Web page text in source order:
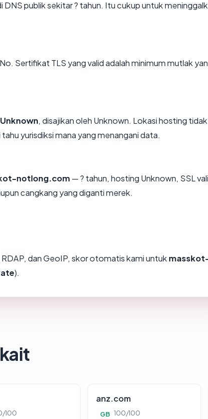
publik sekitar ? tahun. Itu cukup untuk
Sertifikat TLS yang valid adalah minimum mutlak
Unknown, disajikan oleh Unknown. Lokasi hosting
yurisdiksi mana yang menangani data.
notlong.com — ? tahun, hosting Unknown, SSL
cangkang yang diganti merek.
dan GeoIP, skor otomatis kami untuk
).
100
anz.com
GB 100/100